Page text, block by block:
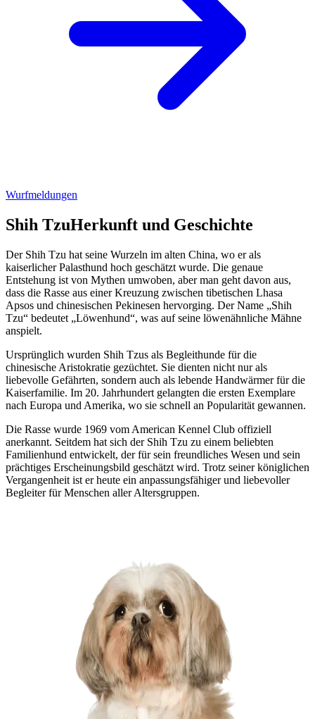
Wurfmeldungen
Shih TzuHerkunft und Geschichte
Der Shih Tzu hat seine Wurzeln im alten China, wo er als
kaiserlicher Palasthund hoch geschätzt wurde. Die genaue
Entstehung ist von Mythen umwoben, aber man geht davon aus,
dass die Rasse aus einer Kreuzung zwischen tibetischen Lhasa
Apsos und chinesischen Pekinesen hervorging. Der Name „Shih
Tzu“ bedeutet „Löwenhund“, was auf seine löwenähnliche Mähne
anspielt.
Ursprünglich wurden Shih Tzus als Begleithunde für die
chinesische Aristokratie gezüchtet. Sie dienten nicht nur als
liebevolle Gefährten, sondern auch als lebende Handwärmer für die
Kaiserfamilie. Im 20. Jahrhundert gelangten die ersten Exemplare
nach Europa und Amerika, wo sie schnell an Popularität gewannen.
Die Rasse wurde 1969 vom American Kennel Club offiziell
anerkannt. Seitdem hat sich der Shih Tzu zu einem beliebten
Familienhund entwickelt, der für sein freundliches Wesen und sein
prächtiges Erscheinungsbild geschätzt wird. Trotz seiner königlichen
Vergangenheit ist er heute ein anpassungsfähiger und liebevoller
Begleiter für Menschen aller Altersgruppen.